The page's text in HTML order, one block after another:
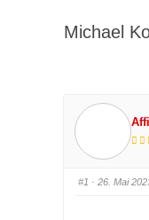
Michael
#1 · 26. Mai